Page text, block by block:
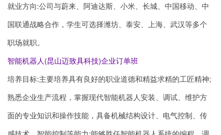
就业方向:公司与蔚来、阿迪达斯、小米、长城、中国移动、中
国联通战略合作，学生可选择潍坊、泰安、上海、武汉等多个
职场就职。
智能机器人(昆山迈致具科技)企业订单班
培养目标:主要培养具有良好的职业道德和精益求精的工匠精神;
熟悉企业生产流程，掌握现代智能机器人安装、调试、维护方
面的专业知识和操作技能，具备机械结构设计、电气控制、传